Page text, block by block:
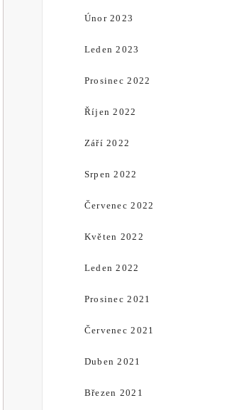
Únor 2023
Leden 2023
Prosinec 2022
Říjen 2022
Září 2022
Srpen 2022
Červenec 2022
Květen 2022
Leden 2022
Prosinec 2021
Červenec 2021
Duben 2021
Březen 2021